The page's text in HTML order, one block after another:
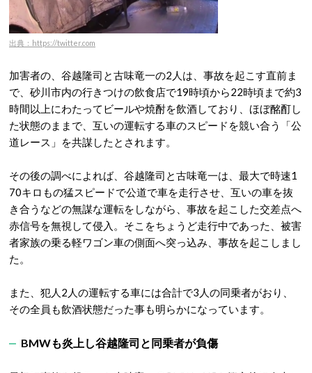
出典：https://twitter.com
加害者の、谷越隆司と古味竜一の2人は、事故を起こす直前ま
で、砂川市内の行きつけの飲食店で19時頃から22時頃まで約3
時間以上にわたってビールや焼酎を飲酒しており、ほぼ酩酊し
た状態のままで、互いの運転する車のスピードを競い合う「公
道レース」を共謀したとされます。
その後の調べによれば、谷越隆司と古味竜一は、最大で時速1
70キロもの猛スピードで公道で車を走行させ、互いの車を抜
き合うなどの無謀な運転をしながら、事故を起こした交差点へ
赤信号を無視して侵入。そこをちょうど走行中であった、被害
者家族の乗る軽ワゴン車の側面へ突っ込み、事故を起こしまし
た。
また、犯人2人の運転する車には合計で3人の同乗者がおり、
その全員も飲酒状態だった事も明らかになっています。
BMWも炎上し谷越隆司と同乗者が負傷